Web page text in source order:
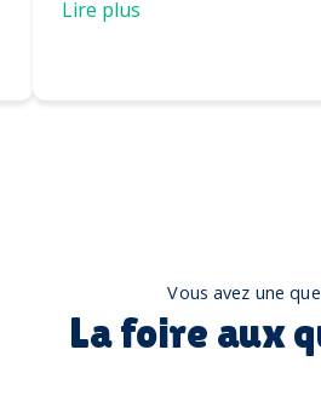
casquettes
Lire plus
Vous avez une
La foire aux